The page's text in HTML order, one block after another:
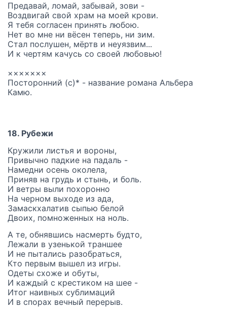
Предавай, ломай, забывай, зови -
Воздвигай свой храм на моей крови.
Я тебя согласен принять любою.
Нет во мне ни вёсен теперь, ни зим.
Стал послушен, мёртв и неуязвим...
И к чертям качусь со своей любовью!
×××××××
Посторонний (с)* - название романа Альбера
Камю.
18. Рубежи
Кружили листья и вороны,
Привычно падкие на падаль -
Намедни осень околела,
Приняв на грудь и стынь, и боль.
И ветры выли похоронно
На черном выходе из ада,
Замаскхалатив сыпью белой
Двоих, помноженных на ноль.
А те, обнявшись насмерть будто,
Лежали в узенькой траншее
И не пытались разобраться,
Кто первым вышел из игры.
Одеты схоже и обуты,
И каждый с крестиком на шее -
Итог наивных сублимаций
И в спорах вечный перерыв.